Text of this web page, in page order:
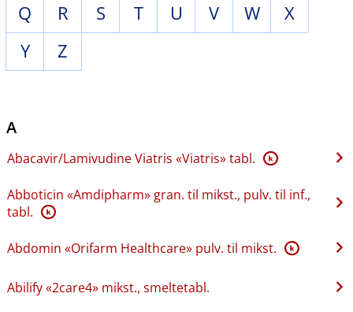
Q
R S T U V W
X
Y
Z
A
Abacavir​/​Lamivudine Viatris «Viatris» tabl. K
Abboticin «Amdipharm» gran. til mikst., pulv. til inf.,
tabl. K
Abdomin «Orifarm Healthcare» pulv. til mikst. K
Abilify «2care4» mikst., smeltetabl.